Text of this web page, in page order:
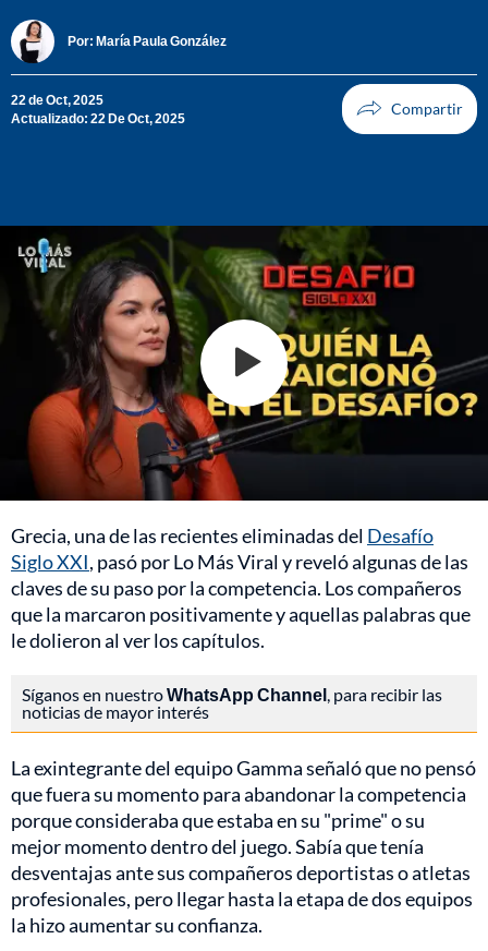
Por: María Paula González
22 de Oct, 2025
Actualizado: 22 De Oct, 2025
Grecia, una de las recientes eliminadas del Desafío
Siglo XXI, pasó por Lo Más Viral y reveló algunas de las
claves de su paso por la competencia. Los compañeros
que la marcaron positivamente y aquellas palabras que
le dolieron al ver los capítulos.
Síganos en nuestroWhatsApp Channel , para recibir las
noticias de mayor interés
La exintegrante del equipo Gamma señaló que no pensó
que fuera su momento para abandonar la competencia
porque consideraba que estaba en su "prime" o su
mejor momento dentro del juego. Sabía que tenía
desventajas ante sus compañeros deportistas o atletas
profesionales, pero llegar hasta la etapa de dos equipos
la hizo aumentar su confianza.